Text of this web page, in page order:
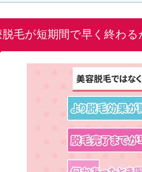
脱毛が短期間で早く終わ